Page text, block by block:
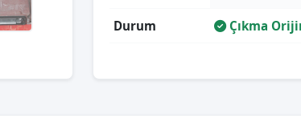
Durum Çıkma